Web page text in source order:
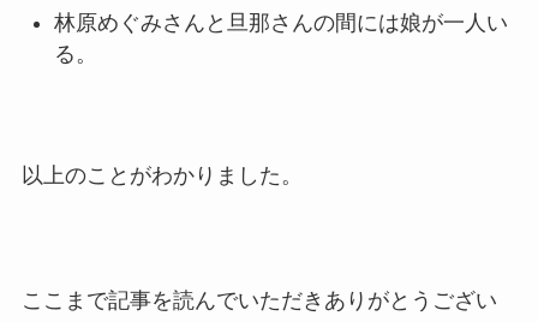
真が美人！息子や夫妻の最新
誰かも調査！
離婚もまとめた！
林原めぐみさんと旦那さんの間には娘が一人い
る。
以上のことがわかりました。
ここまで記事を読んでいただきありがとうござい